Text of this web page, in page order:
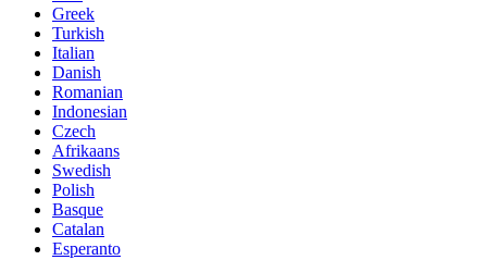
Greek
Turkish
Italian
Danish
Romanian
Indonesian
Czech
Afrikaans
Swedish
Polish
Basque
Catalan
Esperanto